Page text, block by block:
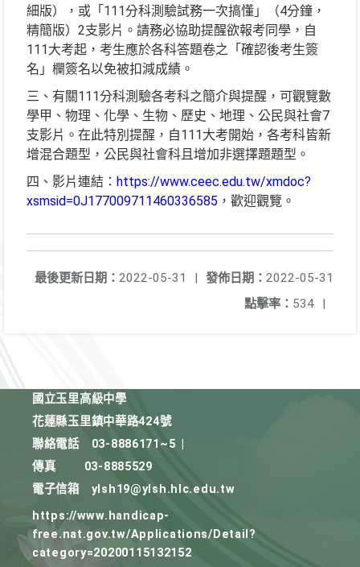
細版），或「111分科測驗試務一次搞懂」（4分鐘，
精簡版）2支影片。請務必協助提醒欲報考同學，自
111大考起，考生應於各科答題卷之「確認後考生簽
名」欄簽名以免被扣減成績。
三、有關111分科測驗各考科之簡介與提醒，可觀覽數
學甲、物理、化學、生物、歷史、地理、公民與社會7
支影片。在此特別提醒，自111大考開始，各考科皆新
增混合題型，公民與社會科且增加非選擇題題型。
四、影片連結： https://www.ceec.edu.tw/xmdoc?
xsmsid=0J177009711460336585 ，歡迎觀覽。
發佈日期： 2022-05-31
最後更新日期： 2022-05-31
|
點擊率： 534 |
國立玉里高級中學
花蓮縣玉里鎮中華路424號
聯絡電話
03-8886171~5
傳真
03-8885529
電子信箱
ylsh19@ylsh.hlc.edu.tw
https://www.handicap-
free.nat.gov.tw/Applications/Detail?
category=20200115132152